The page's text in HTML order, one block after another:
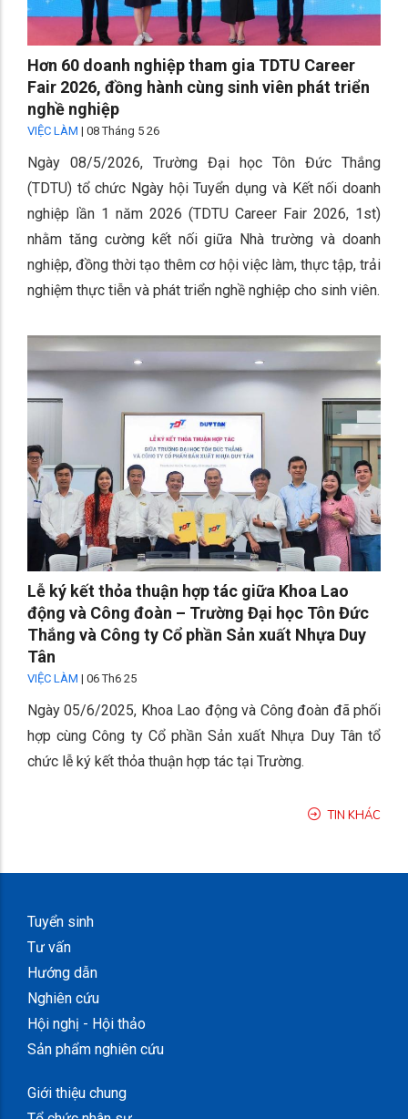
Hơn 60 doanh nghiệp tham gia TDTU Career
Fair 2026, đồng hành cùng sinh viên phát triển
nghề nghiệp
VIỆC LÀM | 08 Tháng 5 26
Ngày 08/5/2026, Trường Đại học Tôn Đức Thắng
(TDTU) tổ chức Ngày hội Tuyển dụng và Kết nối doanh
nghiệp lần 1 năm 2026 (TDTU Career Fair 2026, 1st)
nhằm tăng cường kết nối giữa Nhà trường và doanh
nghiệp, đồng thời tạo thêm cơ hội việc làm, thực tập, trải
nghiệm thực tiễn và phát triển nghề nghiệp cho sinh viên.
Lễ ký kết thỏa thuận hợp tác giữa Khoa Lao
động và Công đoàn – Trường Đại học Tôn Đức
Thắng và Công ty Cổ phần Sản xuất Nhựa Duy
Tân
VIỆC LÀM | 06 Th6 25
Ngày 05/6/2025, Khoa Lao động và Công đoàn đã phối
hợp cùng Công ty Cổ phần Sản xuất Nhựa Duy Tân tổ
chức lễ ký kết thỏa thuận hợp tác tại Trường.
TIN KHÁC
Tuyển sinh
Tư vấn
Hướng dẫn
Nghiên cứu
Hội nghị - Hội thảo
Sản phẩm nghiên cứu
Giới thiệu chung